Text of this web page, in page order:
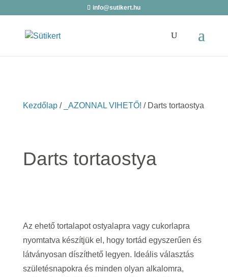
info@sutikert.hu
Kezdőlap/ _AZONNAL VIHETŐ! / Darts tortaostya
Darts tortaostya
Az ehető tortalapot ostyalapra vagy cukorlapra
nyomtatva készítjük el, hogy tortád egyszerűen és
látványosan díszíthető legyen. Ideális választás
születésnapokra és minden olyan alkalomra,